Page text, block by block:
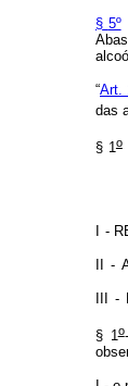
§ 5º
“Art.
das
§ 1o
-
-
-
§ 1o